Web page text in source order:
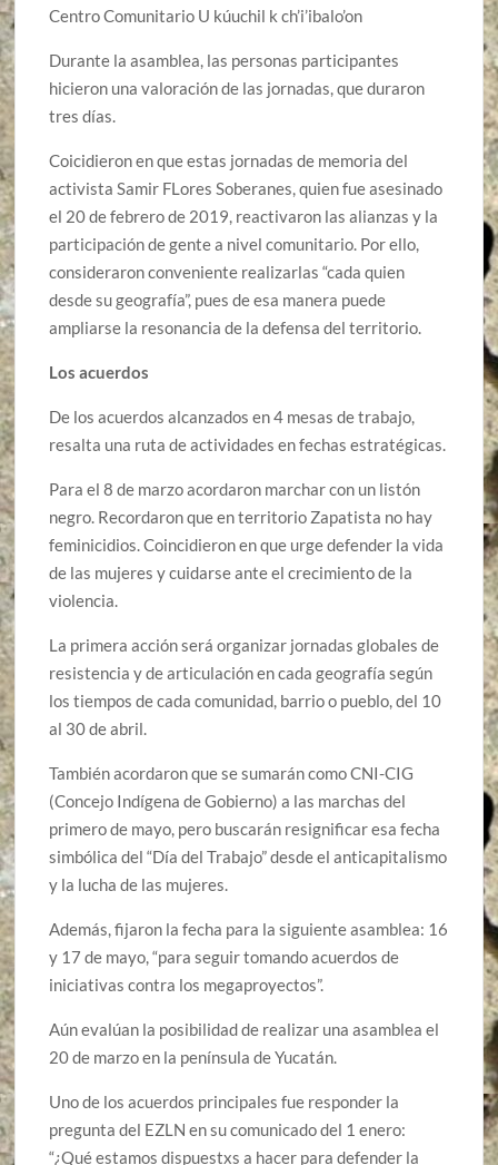
Centro Comunitario U kúuchil k ch’i’ibalo’on
Durante la asamblea, las personas participantes
hicieron una valoración de las jornadas, que duraron
tres días.
Coicidieron en que estas jornadas de memoria del
activista Samir FLores Soberanes, quien fue asesinado
el 20 de febrero de 2019, reactivaron las alianzas y la
participación de gente a nivel comunitario. Por ello,
consideraron conveniente realizarlas “cada quien
desde su geografía”, pues de esa manera puede
ampliarse la resonancia de la defensa del territorio.
Los acuerdos
De los acuerdos alcanzados en 4 mesas de trabajo,
resalta una ruta de actividades en fechas estratégicas.
Para el 8 de marzo acordaron marchar con un listón
negro. Recordaron que en territorio Zapatista no hay
feminicidios. Coincidieron en que urge defender la vida
de las mujeres y cuidarse ante el crecimiento de la
violencia.
La primera acción será organizar jornadas globales de
resistencia y de articulación en cada geografía según
los tiempos de cada comunidad, barrio o pueblo, del 10
al 30 de abril.
También acordaron que se sumarán como CNI-CIG
(Concejo Indígena de Gobierno) a las marchas del
primero de mayo, pero buscarán resignificar esa fecha
simbólica del “Día del Trabajo” desde el anticapitalismo
y la lucha de las mujeres.
Además, fijaron la fecha para la siguiente asamblea: 16
y 17 de mayo, “para seguir tomando acuerdos de
iniciativas contra los megaproyectos”.
Aún evalúan la posibilidad de realizar una asamblea el
20 de marzo en la península de Yucatán.
Uno de los acuerdos principales fue responder la
pregunta del EZLN en su comunicado del 1 enero:
“¿Qué estamos dispuestxs a hacer para defender la